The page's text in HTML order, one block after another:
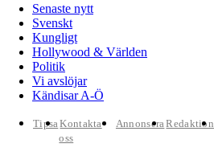
Senaste nytt
Svenskt
Kungligt
Hollywood & Världen
Politik
Vi avslöjar
Kändisar A-Ö
TipsaKontakta
oss
AnnonseraRedaktion